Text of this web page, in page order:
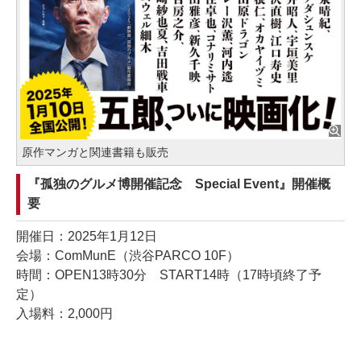
原作マンガと関連書籍も販売
『孤独のグルメ博開催記念 Special Event』開催概
要
開催日：2025年1月12日
会場：ComMunE（渋谷PARCO 10F）
時間：OPEN13時30分 START14時（17時頃終了予
定）
入場料：2,000円